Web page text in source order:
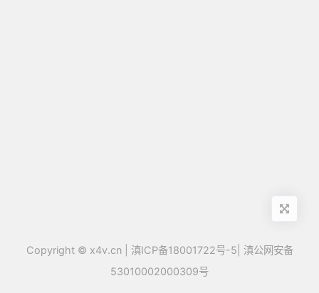
Copyright © x4v.cn| 滇ICP备18001722号-5
滇公网安备
53010002000309号